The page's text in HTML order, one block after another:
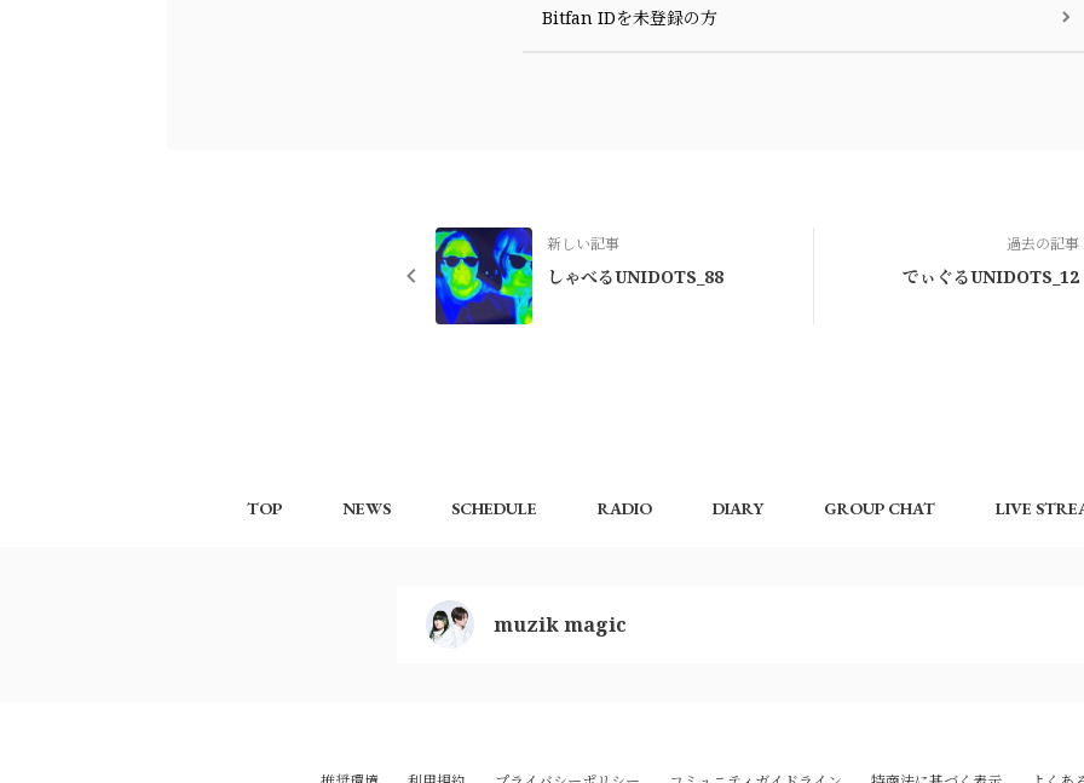
Bitfan IDを未登録の方
新しい記事
しゃべるUNIDOTS_88
過去の記事
でぃぐるUNIDOTS_12
TOP NEWS SCHEDULE RADIO DIARY GROUP CHAT LIVE
muzik magic